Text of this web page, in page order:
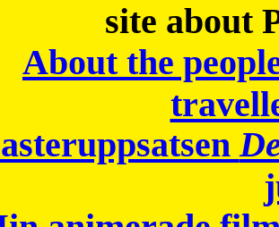
site about
About the